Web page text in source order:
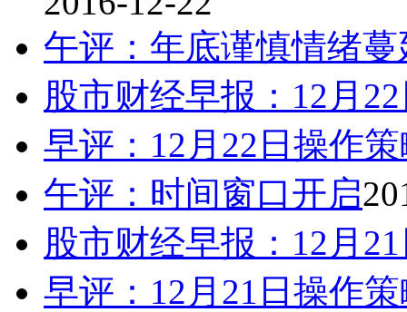
午评：年底谨慎情绪蔓
股市财经早报：12月
早评：12月22日操作
午评：时间窗口开启
股市财经早报：12月
早评：12月21日操作